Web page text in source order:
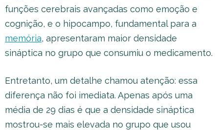
funções cerebrais avançadas como emoção e
cognição, e o hipocampo, fundamental para a
memória, apresentaram maior densidade
sináptica no grupo que consumiu o medicamento.
Entretanto, um detalhe chamou atenção: essa
diferença não foi imediata. Apenas após uma
média de 29 dias é que a densidade sináptica
mostrou-se mais elevada no grupo que usou